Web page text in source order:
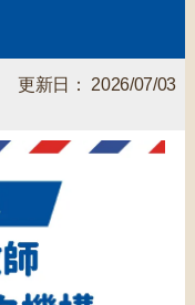
更新日： 2026/07/03